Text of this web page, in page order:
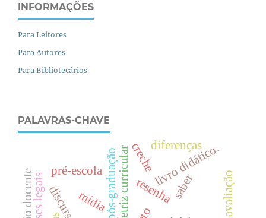
INFORMAÇÕES
Para Leitores
Para Autores
Para Bibliotecários
PALAVRAS-CHAVE
resenha
diretriz curricular
pós-graduação saber
mídia
livro didático.
pré-escola creche
bases legais
diferenças